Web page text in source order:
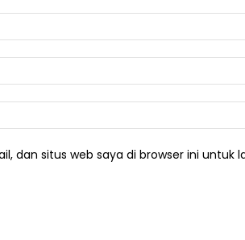
dan situs web saya di browser ini untuk